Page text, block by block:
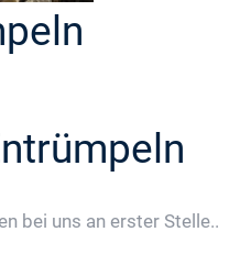
bei uns an erster Stelle..